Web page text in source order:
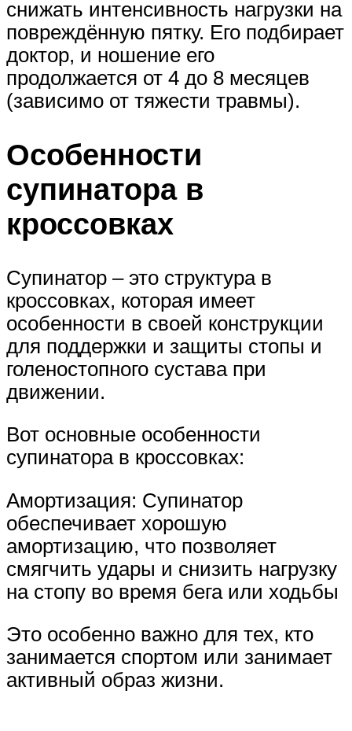
снижать интенсивность нагрузки на
повреждённую пятку. Его подбирает
доктор, и ношение его
продолжается от 4 до 8 месяцев
(зависимо от тяжести травмы).
Особенности
супинатора в
кроссовках
Супинатор – это структура в
кроссовках, которая имеет
особенности в своей конструкции
для поддержки и защиты стопы и
голеностопного сустава при
движении.
Вот основные особенности
супинатора в кроссовках:
Амортизация: Супинатор
обеспечивает хорошую
амортизацию, что позволяет
смягчить удары и снизить нагрузку
на стопу во время бега или ходьбы
Это особенно важно для тех, кто
занимается спортом или занимает
активный образ жизни.